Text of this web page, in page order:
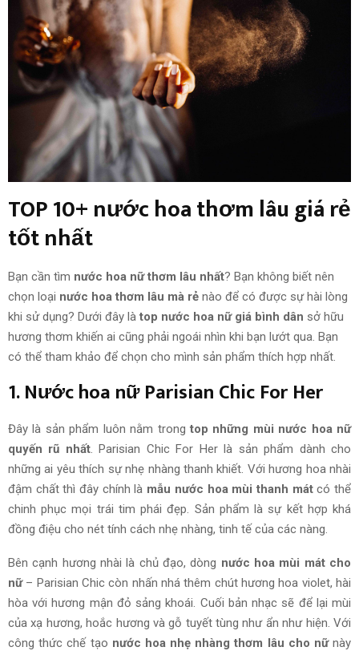
TOP 10+ nước hoa thơm lâu giá rẻ
tốt nhất
Bạn cần tìm nước hoa nữ thơm lâu nhất? Bạn không biết nên
chọn loại nước hoa thơm lâu mà rẻ nào để có được sự hài lòng
khi sử dụng? Dưới đây là top nước hoa nữ giá bình dân sở hữu
hương thơm khiến ai cũng phải ngoái nhìn khi bạn lướt qua. Bạn
có thể tham khảo để chọn cho mình sản phẩm thích hợp nhất.
1. Nước hoa nữ Parisian Chic For Her
Đây là sản phẩm luôn nằm trong top những mùi nước hoa nữ
quyến rũ nhất. Parisian Chic For Her là sản phẩm dành cho
những ai yêu thích sự nhẹ nhàng thanh khiết. Với hương hoa nhài
đậm chất thì đây chính là mẫu nước hoa mùi thanh mátcó thể
chinh phục mọi trái tim phái đẹp. Sản phẩm là sự kết hợp khá
đồng điệu cho nét tính cách nhẹ nhàng, tinh tế của các nàng.
Bên cạnh hương nhài là chủ đạo, dòng nước hoa mùi mát cho
nữ – Parisian Chic còn nhấn nhá thêm chút hương hoa violet, hài
hòa với hương mận đỏ sảng khoái. Cuối bản nhạc sẽ để lại mùi
của xạ hương, hoắc hương và gỗ tuyết tùng như ẩn như hiện. Với
công thức chế tạo nước hoa nhẹ nhàng thơm lâu cho nữnày